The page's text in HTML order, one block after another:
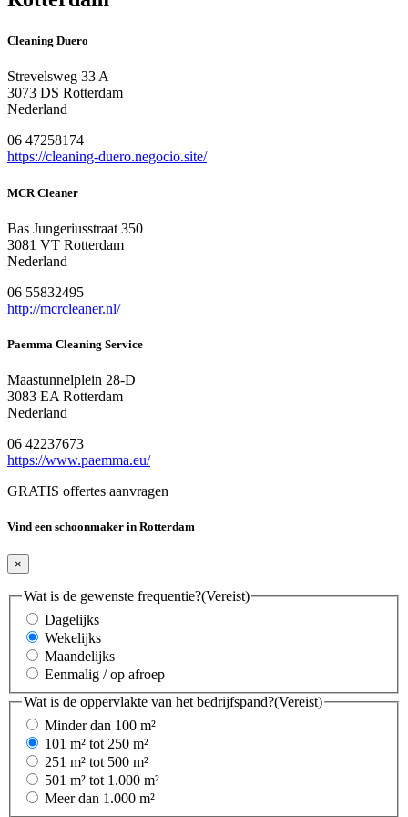
Cleaning Duero
Strevelsweg 33 A
3073 DS Rotterdam
Nederland
06 47258174
https://cleaning-duero.negocio.site/
MCR Cleaner
Bas Jungeriusstraat 350
3081 VT Rotterdam
Nederland
06 55832495
http://mcrcleaner.nl/
Paemma Cleaning Service
Maastunnelplein 28-D
3083 EA Rotterdam
Nederland
06 42237673
https://www.paemma.eu/
GRATIS offertes aanvragen
Vind een schoonmaker in Rotterdam
×
Wat is de gewenste frequentie?(Vereist)
Dagelijks
Wekelijks
Maandelijks
Eenmalig / op afroep
Wat is de oppervlakte van het bedrijfspand?(Vereist)
Minder dan 100 m²
101 m² tot 250 m²
251 m² tot 500 m²
501 m² tot 1.000 m²
Meer dan 1.000 m²